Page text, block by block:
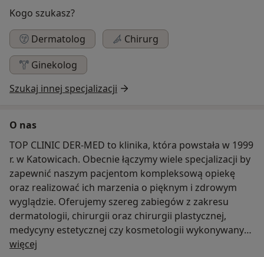
Kogo szukasz?
Dermatolog
Chirurg
Ginekolog
Szukaj innej specjalizacji
O nas
TOP CLINIC DER-MED to klinika, która powstała w 1999
r. w Katowicach. Obecnie łączymy wiele specjalizacji by
zapewnić naszym pacjentom kompleksową opiekę
oraz realizować ich marzenia o pięknym i zdrowym
wyglądzie. Oferujemy szereg zabiegów z zakresu
dermatologii, chirurgii oraz chirurgii plastycznej,
medycyny estetycznej czy kosmetologii wykonywanych
przez najlepszych profesjonalistów.
więcej